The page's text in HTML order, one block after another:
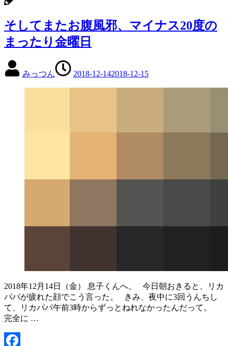
そしてまたお腹風邪、マイナス20度の
まったり金曜日
みっつん 2018-12-142018-12-15
2018年12月14日（金） 息子くんへ。 今日朝おきると、リカ
パパが疲れた顔でこう言った。 きみ、夜中に3回うんちし
て、リカパパ午前3時からずっとねれなかったんだって。
完全に …